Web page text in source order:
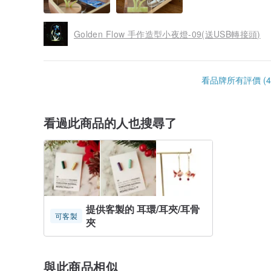
Golden Flow 手作造型小夜燈-09(送USB轉接頭)
看品牌所有評價
看過此商品的人也搜尋了
可客製
提供客製的 耳環/耳夾/耳骨
夾
與此商品相似